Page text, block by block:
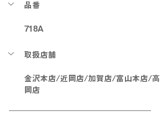
品番
718A
取扱店舗
金沢本店/近岡店/加賀店/富山本店/高
岡店